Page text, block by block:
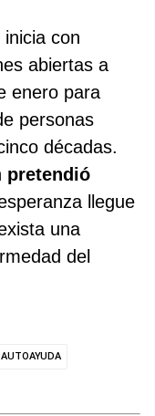
con
abiertas a
enero para
personas
décadas.
pretendió
llegue
una
del
AUTOAYUDA